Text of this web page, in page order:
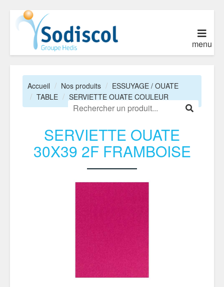
menu
Accueil Nos produits
ESSUYAGE / OUATE
TABLE
SERVIETTE OUATE COULEUR
SERVIETTE OUATE
30X39 2F FRAMBOISE